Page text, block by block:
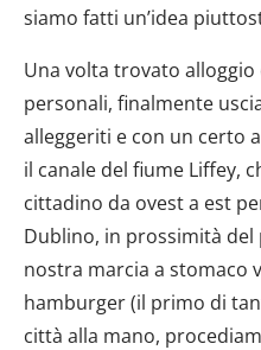
siamo fatti un’idea
Una volta trovato
personali, finalmente
alleggeriti e con un certo
il canale del fiume Liffey,
cittadino da ovest a est
Dublino, in prossimità
nostra marcia a stomaco
hamburger (il primo di
città alla mano,